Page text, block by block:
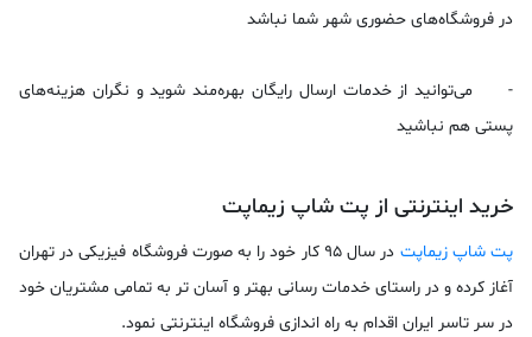
در فروشگاه‌های حضوری شهر شما نباشد
-
می‌توانید از خدمات ارسال رایگان بهره‌مند شوید و نگران هزینه‌های
پستی هم نباشید
خرید اینترنتی از پت شاپ زیماپت
پت شاپ زیماپت
در سال ٩٥ كار خود را به صورت فروشگاه فیزیكی در تهران
آغاز كرده و در راستای خدمات رسانی بهتر و آسان تر به تمامی مشتریان خود
در سر تاسر ایران اقدام به راه اندازی فروشگاه اینترنتی نمود.